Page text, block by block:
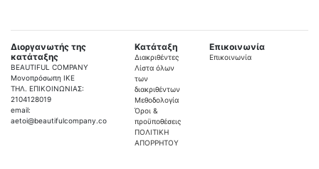
Διοργανωτής της
κατάταξης
BEAUTIFUL COMPANY
Μονοπρόσωπη ΙΚΕ
ΤΗΛ. ΕΠΙΚΟΙΝΩΝΙΑΣ:
2104128019
email:
aetoi@beautifulcompany.co
Κατάταξη
Διακριθέντες
Λίστα όλων
των
διακριθέντων
Μεθοδολογία
Όροι &
προϋποθέσεις
ΠΟΛΙΤΙΚΗ
ΑΠΟΡΡΗΤΟΥ
Επικοινωνία
Επικοινωνία